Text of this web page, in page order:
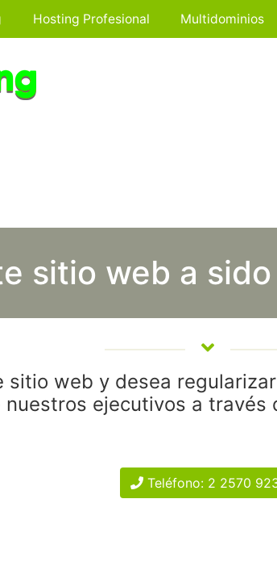
Hosting Profesional Multidominios
sitio web a
sitio web y desea
nuestros ejecutivos a través
Teléfono: 2 2570